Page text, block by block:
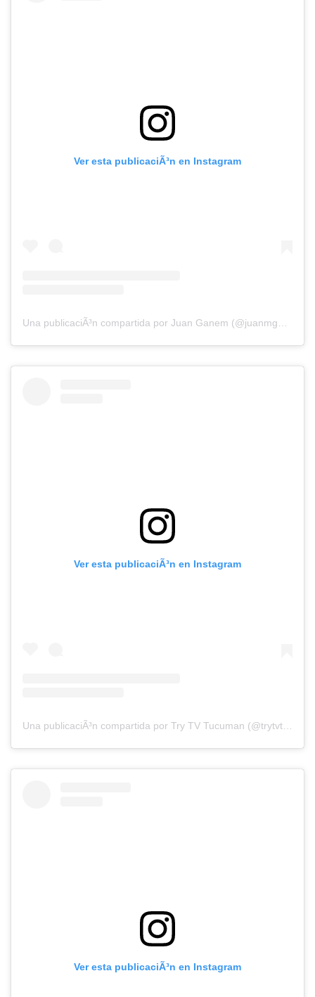
Ver esta publicaciÃ³n en Instagram
Ver esta publicaciÃ³n en Instagram
Una publicaciÃ³n compartida por Try TV Tucuman (@trytvtucuman)
Ver esta publicaciÃ³n en Instagram